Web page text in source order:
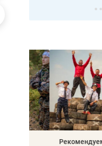
Рекомендуем